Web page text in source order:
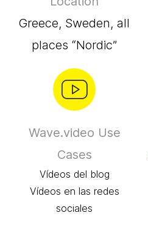
Greece, Sweden, all
places “Nordic”
Wave.video Use
Cases
Vídeos del blog
Vídeos en las redes
sociales